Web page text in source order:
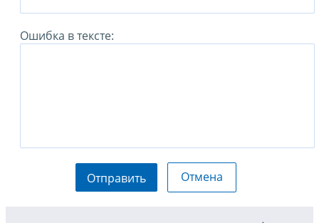
Ошибка в тексте:
Отправить Отмена